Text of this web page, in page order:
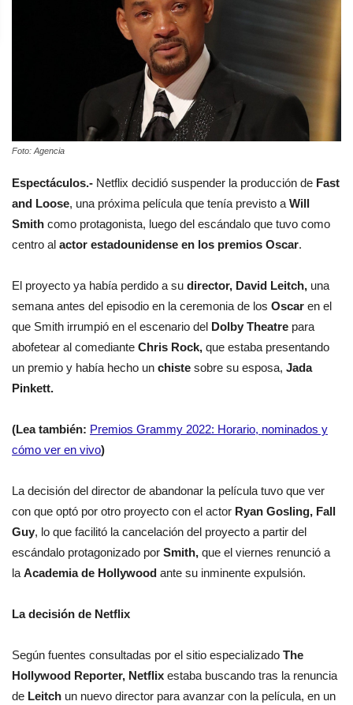
Foto: Agencia
Espectáculos.- Netflix decidió suspender la producción de Fast
and Loose, una próxima película que tenía previsto a Will
Smith como protagonista, luego del escándalo que tuvo como
centro al actor estadounidense en los premios Oscar.
El proyecto ya había perdido a su director, David Leitch, una
semana antes del episodio en la ceremonia de los Oscar en el
que Smith irrumpió en el escenario del Dolby Theatre para
abofetear al comediante Chris Rock, que estaba presentando
un premio y había hecho un chiste sobre su esposa, Jada
Pinkett.
(Lea también: Premios Grammy 2022: Horario, nominados y
cómo ver en vivo)
La decisión del director de abandonar la película tuvo que ver
con que optó por otro proyecto con el actor Ryan Gosling, Fall
Guy, lo que facilitó la cancelación del proyecto a partir del
escándalo protagonizado por Smith, que el viernes renunció a
la Academia de Hollywood ante su inminente expulsión.
La decisión de Netflix
Según fuentes consultadas por el sitio especializado The
Hollywood Reporter, Netflix estaba buscando tras la renuncia
de Leitch un nuevo director para avanzar con la película, en un